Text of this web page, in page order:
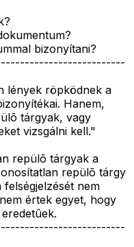
bizonyítani?
lények röpködnek a
Hanem,
tárgyak, vagy
vizsgálni kell."
repülõ tárgyak a
repülõ tárgy
nem
értek egyet, hogy